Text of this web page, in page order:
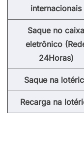
internacionais
Saque no caixa
eletrônico
24Horas)
Saque na
Recarga na